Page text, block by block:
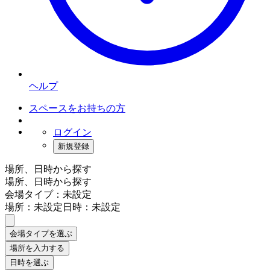
ヘルプ
スペースをお持ちの方
ログイン
新規登録
場所、日時から探す
場所、日時から探す
会場タイプ：未設定
場所：未設定日時：未設定
会場タイプを選ぶ
場所を入力する
日時を選ぶ